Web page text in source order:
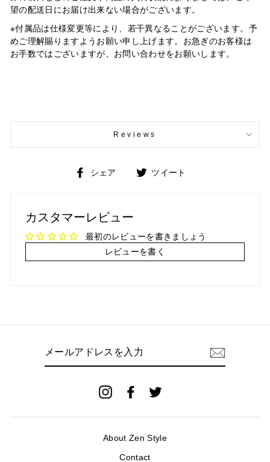
望の配送日にお届け出来ない場合がございます。
※付属品は仕様変更等により、若干異なることがございます。予
めご理解賜りますようお願い申し上げます。お急ぎのお客様は
お手数ではございますが、お問い合わせをお願いします。
Reviews
シェア
Facebookツイート
ト
カスタマーレビュー
最初のレビューを書きましょう
レビューを書く
を
InstagramFacebook
About Zen Style
Contact